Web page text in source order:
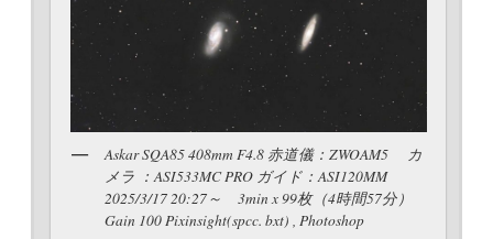
Askar SQA85 408mm F4.8 赤道儀：ZWOAM5 カ
メラ ：ASI533MC PRO ガイド：ASI120MM
2025/3/17 20:27～ 3min x 99枚（4時間57分）
Gain 100 Pixinsight(spcc. bxt) , Photoshop